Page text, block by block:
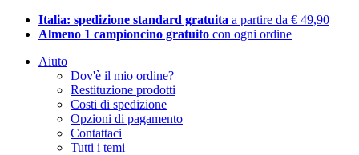
Italia: spedizione standard gratuita a partire da € 49,90
Almeno 1 campioncino gratuito con ogni ordine
Aiuto
Dov'è il mio ordine?
Restituzione prodotti
Costi di spedizione
Opzioni di pagamento
Contattaci
Tutti i temi